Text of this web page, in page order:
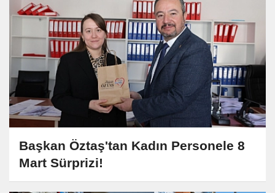
Başkan Öztaş'tan Kadın Personele 8
Mart Sürprizi!